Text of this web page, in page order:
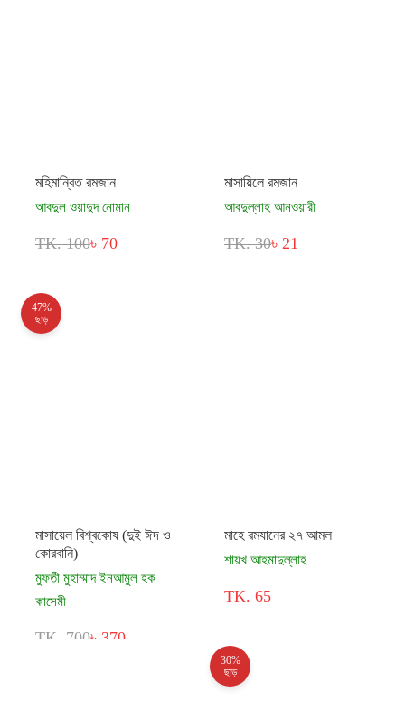
মহিমান্বিত রমজান
আবদুল ওয়াদুদ নোমান
TK. 100৳ 70
মাসায়িলে রমজান
আবদুল্লাহ আনওয়ারী
TK. 30৳ 21
47%
ছাড়
মাসায়েল বিশ্বকোষ (দুই ঈদ ও
কোরবানি)
মুফতী মুহাম্মাদ ইনআমুল হক
কাসেমী
TK. 700৳ 370
মাহে রমযানের ২৭ আমল
শায়খ আহমাদুল্লাহ
TK. 65
30%
ছাড়